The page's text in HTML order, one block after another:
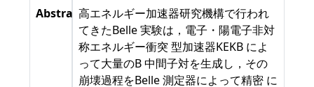
Abstract高エネルギー加速器研究機構で行われ
てきたBelle 実験は，電子・陽電子非対
称エネルギー衝突 型加速器KEKB によ
って大量のB 中間子対を生成し，その
崩壊過程をBelle 測定器によって精密 に